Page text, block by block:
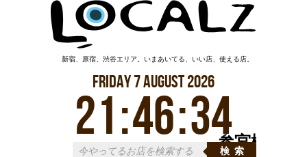
参宮橋
新宿、原宿、渋谷エリア。いまあいてる、いい店、使える店。
Friday7August2026
21:46:35
検索